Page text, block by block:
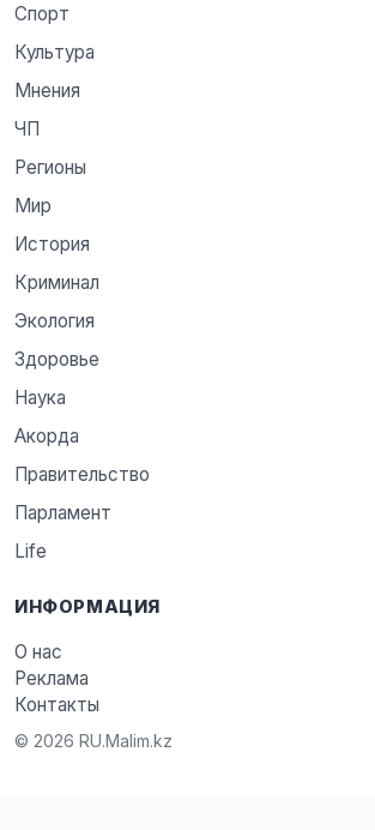
Спорт
Культура
Мнения
ЧП
Регионы
Мир
История
Криминал
Экология
Здоровье
Наука
Акорда
Правительство
Парламент
Life
ИНФОРМАЦИЯ
О нас
Реклама
Контакты
© 2026 RU.Malim.kz